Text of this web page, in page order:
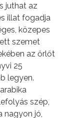
juthat az
illat fogadja
közepes
szemet
az őrlőt
25
legyen.
szép,
nagyon jó,